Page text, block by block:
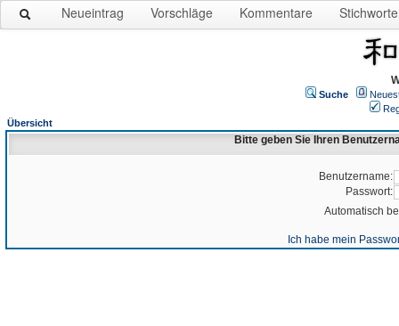
Neueintrag Vorschläge Kommentare Stichworte
Suche
Übersicht
Bitte geben Sie Ihren
Benutzername:
Passwort:
Automatisch
Ich habe mein